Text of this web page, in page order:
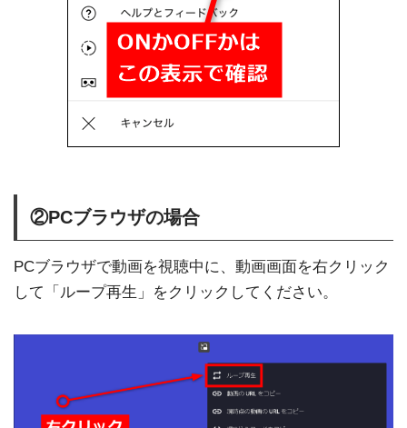
②PCブラウザの場合
PCブラウザで動画を視聴中に、動画画面を右クリック
して「ループ再生」をクリックしてください。